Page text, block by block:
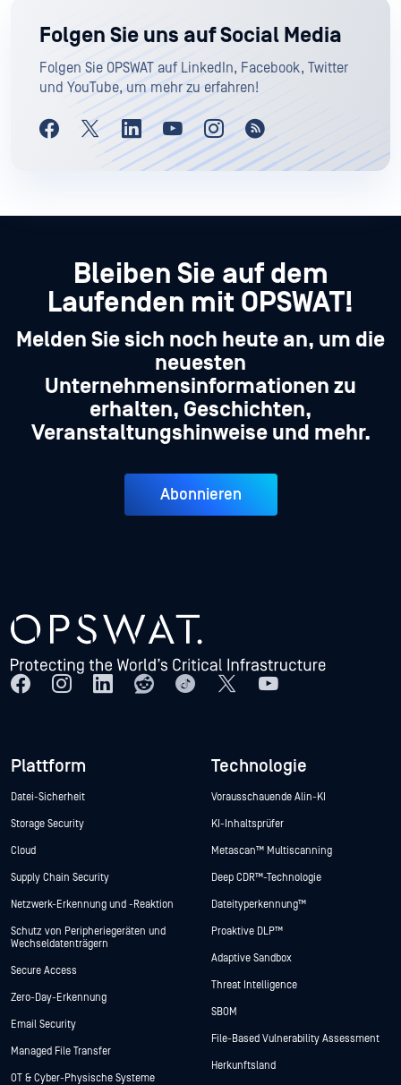
Folgen Sie uns auf Social Media
Folgen Sie OPSWAT auf LinkedIn, Facebook, Twitter
und YouTube, um mehr zu erfahren!
Bleiben Sie auf dem
Laufenden mit OPSWAT!
Melden Sie sich noch heute an, um die
neuesten
Unternehmensinformationen zu
erhalten, Geschichten,
Veranstaltungshinweise und mehr.
Abonnieren
Plattform
Datei-Sicherheit
Storage Security
Cloud
Supply Chain Security
Netzwerk-Erkennung und -Reaktion
Schutz von Peripheriegeräten und
Wechseldatenträgern
Secure Access
Zero-Day-Erkennung
Email Security
Managed File Transfer
OT & Cyber-Physische Systeme
Technologie
Vorausschauende Alin-KI
KI-Inhaltsprüfer
Metascan™ Multiscanning
Deep CDR™-Technologie
Dateityperkennung™
Proaktive DLP™
Adaptive Sandbox
Threat Intelligence
SBOM
File-Based Vulnerability Assessment
Herkunftsland